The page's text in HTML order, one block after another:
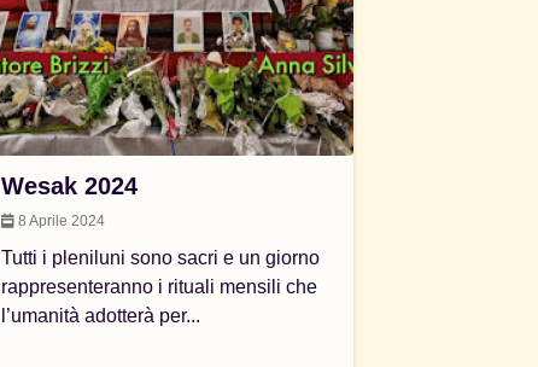
Wesak 2024
8 Aprile 2024
Tutti i pleniluni sono sacri e un giorno
rappresenteranno i rituali mensili che
l’umanità adotterà per...